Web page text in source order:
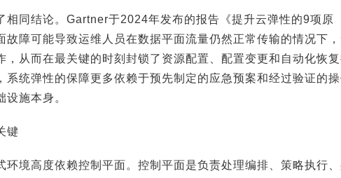
相同结论。Gartner于2024年发布的报告《提升云弹性的9项原
故障可能导致运维人员在数据平面流量仍然正常传输的情况下
，从而在最关键的时刻封锁了资源配置、配置变更和自动化恢
系统弹性的保障更多依赖于预先制定的应急预案和经过验证的
设施本身。
键
环境高度依赖控制平面。控制平面是负责处理编排、策略执行、